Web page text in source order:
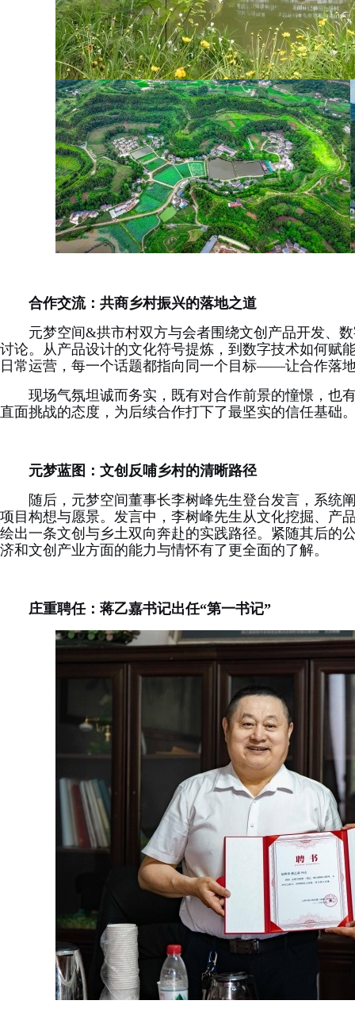
合作交流：共商乡村振兴的落地之道
元梦空间&拱市村双方与会者围绕文创产品开发、
讨论。从产品设计的文化符号提炼，到数字技术如何赋
日常运营，每一个话题都指向同一个目标——让合作落
现场气氛坦诚而务实，既有对合作前景的憧憬，也
直面挑战的态度，为后续合作打下了最坚实的信任基础
元梦蓝图：文创反哺乡村的清晰路径
随后，元梦空间董事长李树峰先生登台发言，系统
项目构想与愿景。发言中，李树峰先生从文化挖掘、产
绘出一条文创与乡土双向奔赴的实践路径。紧随其后的
济和文创产业方面的能力与情怀有了更全面的了解。
庄重聘任：蒋乙嘉书记出任“第一书记”